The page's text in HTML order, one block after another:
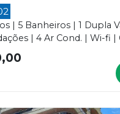
| 5 Banheiros | 1 Dupla
| 4 Ar Cond. | Wi-fi |